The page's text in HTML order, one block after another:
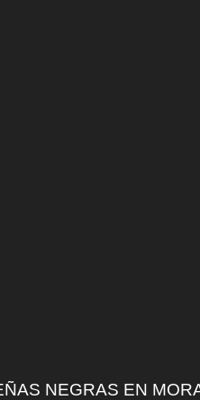
NEGRAS EN